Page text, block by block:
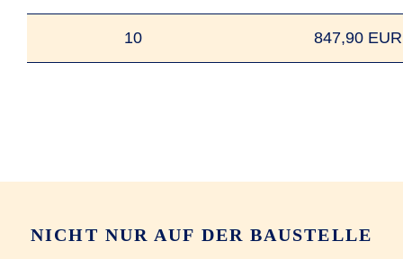
10 847,90 EUR
NICHT NUR AUF DER BAUSTELLE